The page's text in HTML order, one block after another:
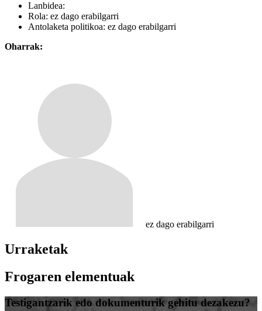
Lanbidea:
Rola: ez dago erabilgarri
Antolaketa politikoa: ez dago erabilgarri
Oharrak:
ez dago erabilgarri
Urraketak
Frogaren elementuak
Testigantzarik edo dokumenturik gehitu dezakezu?